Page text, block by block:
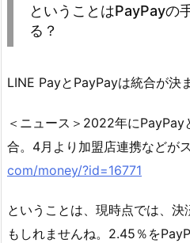
ということはPayPayの
る？
LINE PayとPayPayは統合が決
＜ニュース＞2022年に
合。4月より加盟店連携などが
com/money/?id=16771
ということは、現時点では、
もしれませんね。2.45％を